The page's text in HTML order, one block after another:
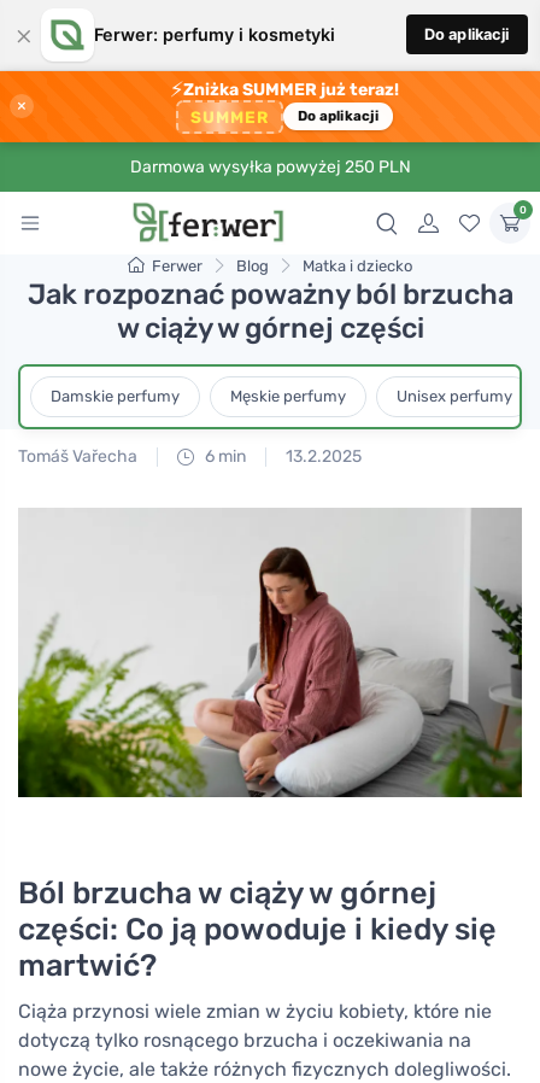
× Ferwer: perfumy i kosmetyki Do aplikacji
×
⚡Zniżka SUMMER już teraz!
SUMMER Do aplikacji
Darmowa wysyłka powyżej 250 PLN
0
Ferwer Blog Matka i dziecko
Jak rozpoznać poważny ból brzucha
w ciąży w górnej części
Damskie perfumy Męskie perfumy Unisex perfumy
Tomáš Vařecha 6 min 13.2.2025
Ból brzucha w ciąży w górnej
części: Co ją powoduje i kiedy się
martwić?
Ciąża przynosi wiele zmian w życiu kobiety, które nie
dotyczą tylko rosnącego brzucha i oczekiwania na
nowe życie, ale także różnych fizycznych dolegliwości.